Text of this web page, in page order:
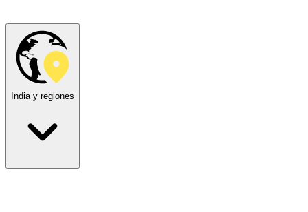
India y regiones